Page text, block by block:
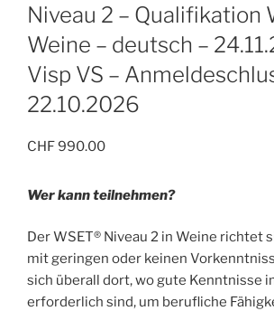
Niveau 2 – Qualifikation
Weine – deutsch –
Visp VS –
22.10.2026
CHF990.00
Wer kann teilnehmen?
Der WSET® Niveau 2 in Weine richtet
mit geringen oder keinen
sich überall dort, wo gute Kenntnisse
erforderlich sind, um berufliche